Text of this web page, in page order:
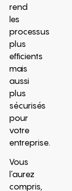
rend
les
processus
plus
efficients
mais
aussi
plus
sécurisés
pour
votre
entreprise.
Vous
l’aurez
compris,